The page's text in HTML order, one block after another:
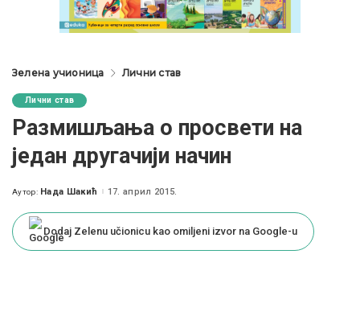
Зелена учионица Лични став
Лични став
Размишљања о просвети на
један другачији начин
Posted
Аутор: Нада Шакић 17. април 2015.
Dodaj Zelenu učionicu kao omiljeni izvor na Google-u